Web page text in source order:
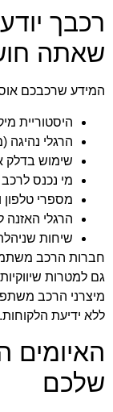
רכבך
שאתה
המידע שרכבכם
היסטוריית
הרגלי נהיגה
שימוש בדלק
מי נכנס לרכב
מספרי טלפון
הרגלי האזנה
שיחות
חברות הרכב
מיצרני הרכב
ללא ידיעת הלקוחות.
האיומים
שלכם